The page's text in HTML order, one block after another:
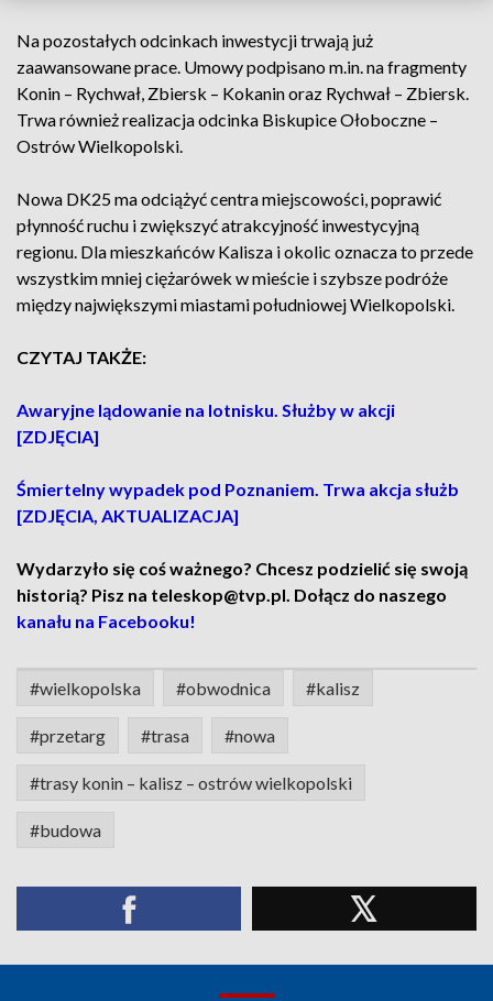
Na pozostałych odcinkach inwestycji trwają już
zaawansowane prace. Umowy podpisano m.in. na fragmenty
Konin – Rychwał, Zbiersk – Kokanin oraz Rychwał – Zbiersk.
Trwa również realizacja odcinka Biskupice Ołoboczne –
Ostrów Wielkopolski.
Nowa DK25 ma odciążyć centra miejscowości, poprawić
płynność ruchu i zwiększyć atrakcyjność inwestycyjną
regionu. Dla mieszkańców Kalisza i okolic oznacza to przede
wszystkim mniej ciężarówek w mieście i szybsze podróże
między największymi miastami południowej Wielkopolski.
CZYTAJ TAKŻE:
Awaryjne lądowanie na lotnisku. Służby w akcji
[ZDJĘCIA]
Śmiertelny wypadek pod Poznaniem. Trwa akcja służb
[ZDJĘCIA, AKTUALIZACJA]
Wydarzyło się coś ważnego? Chcesz podzielić się swoją
historią? Pisz na teleskop@tvp.pl. Dołącz do naszego
kanału na Facebooku!
#wielkopolska #obwodnica #kalisz
#przetarg #trasa #nowa
#trasy konin – kalisz – ostrów wielkopolski
#budowa